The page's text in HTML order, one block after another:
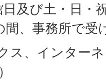
及び土・日・
、事務所で受
ス、インター